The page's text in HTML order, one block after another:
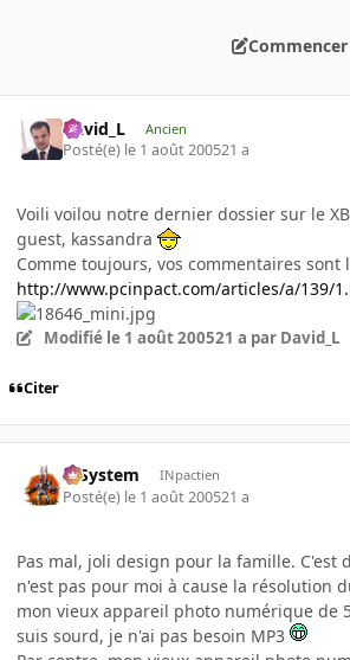
David_L Ancien
Posté(e) le 1 août 200521 a
Voili voilou notre dernier dossier sur le
guest, kassandra
Comme toujours, vos commentaires sont
http://www.pcinpact.com/articles/a/139/
Modifié le 1 août 200521 a par David_L
Citer
X-System INpactien
Posté(e) le 1 août 200521 a
Pas mal, joli design pour la famille. C'est
n'est pas pour moi à cause la résolution
mon vieux appareil photo numérique de
suis sourd, je n'ai pas besoin MP3